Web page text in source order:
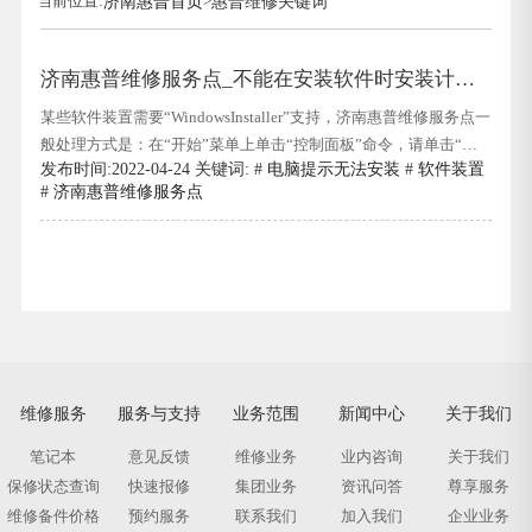
济南惠普维修服务点_不能在安装软件时安装计算
机提示如何解决
某些软件装置需要“WindowsInstaller”支持，济南惠普维修服务点一
般处理方式是：在“开始”菜单上单击“控制面板”命令，请单击“控
制面板”窗口中的“管理工具”图标，然后在打开的窗口中双击“效
劳”图标，并在弹出的“效劳”对话框中找到“Windowsin
发布时间:2022-04-24 关键词: # 电脑提示无法安装 #软件装置
#济南惠普维修服务点
维修服务
笔记本
保修状态查询
维修备件价格
服务与支持
意见反馈
快速报修
预约服务
业务范围
维修业务
集团业务
联系我们
新闻中心
业内咨询
资讯问答
加入我们
关于我们
关于我们
尊享服务
企业业务